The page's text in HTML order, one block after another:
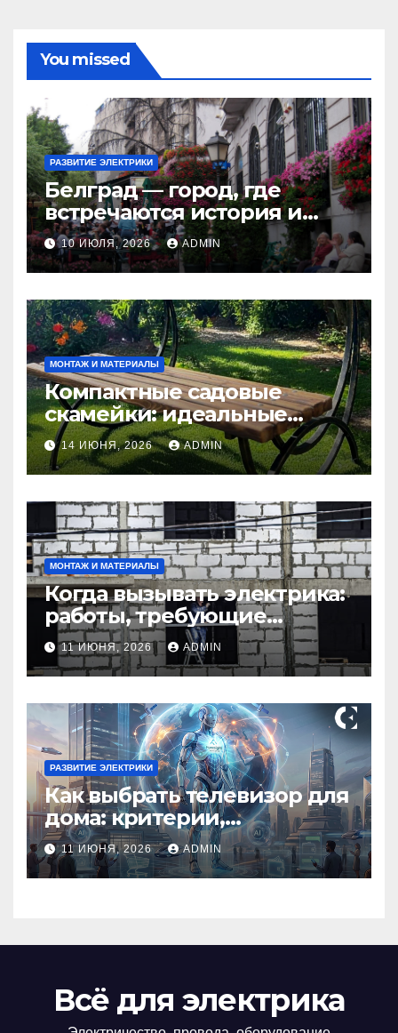
You missed
РАЗВИТИЕ ЭЛЕКТРИКИ
Белград — город, где
встречаются история и
современность
10 ИЮЛЯ, 2026 ADMIN
МОНТАЖ И МАТЕРИАЛЫ
Компактные садовые
скамейки: идеальные
решения Madmetal.ru для
маленьких участков
14 ИЮНЯ, 2026 ADMIN
МОНТАЖ И МАТЕРИАЛЫ
Когда вызывать электрика:
работы, требующие
профессионала Электрик
круглосуточно
11 ИЮНЯ, 2026 ADMIN
РАЗВИТИЕ ЭЛЕКТРИКИ
Как выбрать телевизор для
дома: критерии,
технологии и советы
11 ИЮНЯ, 2026 ADMIN
Всё для электрика